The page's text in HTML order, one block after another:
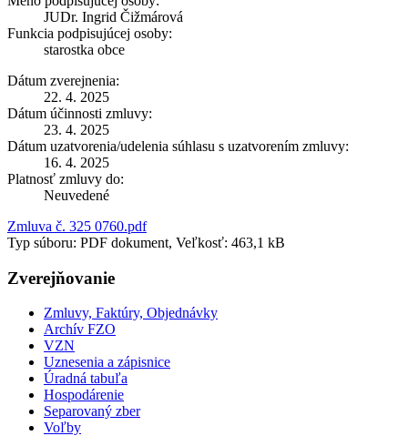
JUDr. Ingrid Čižmárová
Funkcia podpisujúcej osoby:
starostka obce
Dátum zverejnenia:
22. 4. 2025
Dátum účinnosti zmluvy:
23. 4. 2025
Dátum uzatvorenia/udelenia súhlasu s uzatvorením zmluvy:
16. 4. 2025
Platnosť zmluvy do:
Neuvedené
Zmluva č. 325 0760.pdf
Typ súboru: PDF dokument, Veľkosť: 463,1 kB
Zverejňovanie
Zmluvy, Faktúry, Objednávky
Archív FZO
VZN
Uznesenia a zápisnice
Úradná tabuľa
Hospodárenie
Separovaný zber
Voľby